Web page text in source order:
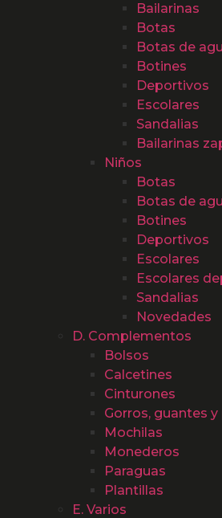
Bailarinas
Botas
Botas de
Botines
Deportivos
Escolares
Sandalias
Bailarinas
Niños
Botas
Botas de
Botines
Deportivos
Escolares
Escolares
Sandalias
Novedades
D. Complementos
Bolsos
Calcetines
Cinturones
Gorros, guantes
Mochilas
Monederos
Paraguas
Plantillas
E. Varios